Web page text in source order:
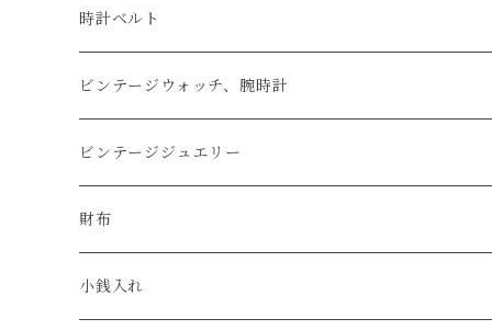
時計ベルト
アップルウォッチベルト
コードバン
クロコダイル
エコレザー
ビンテージウォッチ、腕時計
オメガ / OMEGA
ユリスナルダン / ULYSSE NARDIN
セイコー / SEIKO
ビンテージジュエリー
カルティエ / Cartier
財布
コンパクト
小銭入れ